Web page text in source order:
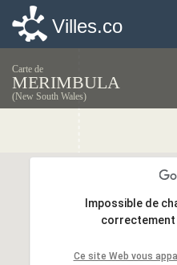
Villes.co
Carte de
MERIMBULA
(New South Wales)
Impossible de
correctement
Ce site Web vous
Impossible de
correctement
Ce site Web vous
Villes.co